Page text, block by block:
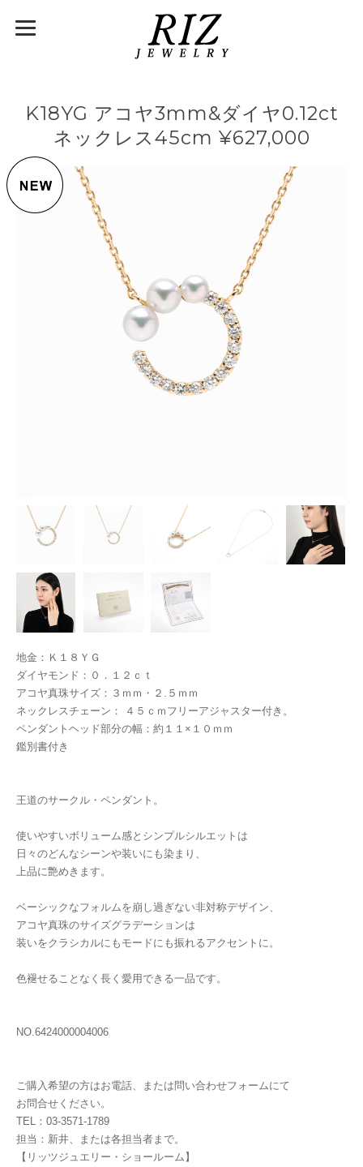
K18YG アコヤ3mm&ダイヤ0.12ct
ネックレス45cm ¥627,000
地金：Ｋ１８ＹＧ
ダイヤモンド：０．１２ｃｔ
アコヤ真珠サイズ：３ｍｍ・２.５ｍｍ
ネックレスチェーン： ４５ｃｍフリーアジャスター付き。
ペンダントヘッド部分の幅：約１１×１０ｍｍ
鑑別書付き
王道のサークル・ペンダント。
使いやすいボリューム感とシンプルシルエットは
日々のどんなシーンや装いにも染まり、
上品に艶めきます。
ベーシックなフォルムを崩し過ぎない非対称デザイン、
アコヤ真珠のサイズグラデーションは
装いをクラシカルにもモードにも振れるアクセントに。
色褪せることなく長く愛用できる一品です。
NO.6424000004006
ご購入希望の方はお電話、または問い合わせフォームにて
お問合せください。
TEL：03-3571-1789
担当：新井、または各担当者まで。
【リッツジュエリー・ショールーム】